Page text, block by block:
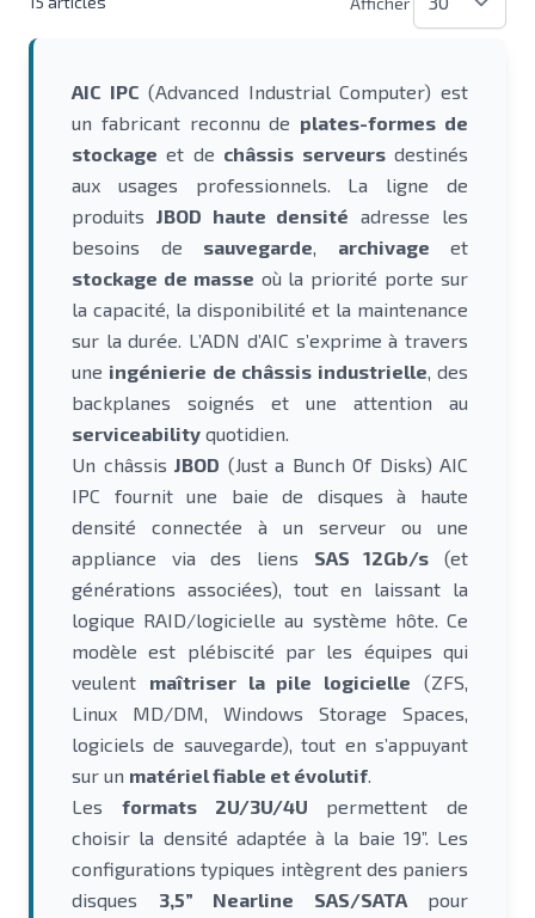
AIC IPC (Advanced Industrial Computer) est
un fabricant reconnu de plates-formes de
stockage et de châssis serveursdestinés
aux usages professionnels. La ligne de
produits JBOD haute densité adresse les
besoins de sauvegarde, archivage et
stockage de masse où la priorité porte sur
la capacité, la disponibilité et la maintenance
sur la durée. L’ADN d’AIC s’exprime à travers
une ingénierie de châssis industrielle, des
backplanes soignés et une attention au
serviceability quotidien.
Un châssis JBOD (Just a Bunch Of Disks) AIC
IPC fournit une baie de disques à haute
densité connectée à un serveur ou une
appliance via des liens SAS 12Gb/s (et
générations associées), tout en laissant la
logique RAID/logicielle au système hôte. Ce
modèle est plébiscité par les équipes qui
veulent maîtriser la pile logicielle (ZFS,
Linux MD/DM, Windows Storage Spaces,
logiciels de sauvegarde), tout en s’appuyant
sur un matériel fiable et évolutif.
Les formats 2U/3U/4U permettent de
choisir la densité adaptée à la baie 19”. Les
configurations typiques intègrent des paniers
disques 3,5” Nearline SAS/SATApour